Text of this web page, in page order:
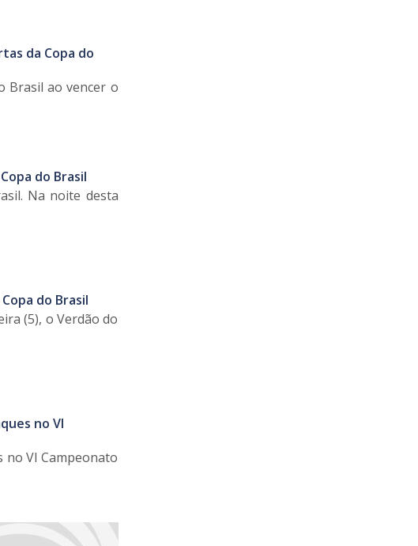
da Copa do
Brasil ao vencer o
do Brasil
Na noite desta
do Brasil
(5), o Verdão do
no VI
no VI Campeonato